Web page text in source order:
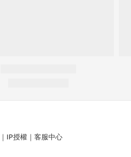
｜ IP授權 ｜ 客服中心